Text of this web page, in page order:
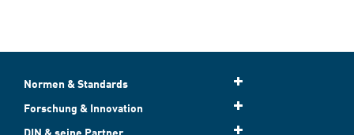
Normen & Standards
Forschung & Innovation
DIN & seine Partner